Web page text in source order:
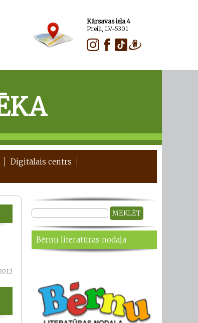
Kārsavas iela 4
Preiļi, LV-5301
Digitālais centrs
Bērnu literatūras nodaļa